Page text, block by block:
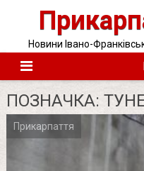
Новини Івано-
ПОЗНАЧКА:
Прикарпаття